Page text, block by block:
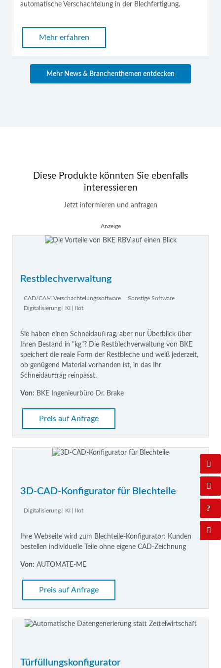
automatische Verschachtelung in der Blechfertigung.
Mehr erfahren
Mehr News & Branchenthemen entdecken
Diese Produkte könnten Sie ebenfalls
interessieren
Jetzt informieren und anfragen
Anzeige
Restblechverwaltung
CAD/CAM Verschachtelungssoftware
Sonstige Software
Digitalisierung | KI | IIot
Sie haben einen Schneidauftrag, aber nur Überblick über
Ihren Bestand in "kg"? Die Restblechverwaltung von BKE
speichert die reale Form der Restbleche und weiß jederzeit,
ob genügend Material vorhanden ist, in das Ihr
Schneidauftrag reinpasst.
Von: BKE Ingenieurbüro Dr. Brake
Preis auf Anfrage
3D-CAD-Konfigurator für Blechteile
Digitalisierung | KI | IIot
Ihre Webseite wird zum Blechteile-Konfigurator: Kunden
bestellen individuelle Teile ohne eigene CAD-Zeichnung
Von: AUTOMATE-ME
Preis auf Anfrage
Türfüllungskonfigurator